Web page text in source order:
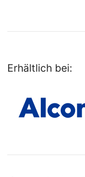
Erhältlich bei: